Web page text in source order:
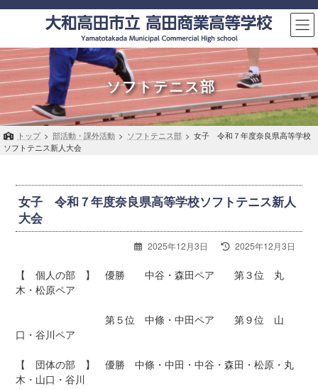
コ
ン
ツ
へ
ス
キ
ッ
プ
ナ
ー
シ
ョ
ン
に
移
動
ソフトテニス部
トップ > 部活動・課外活動 > ソフトテニス部 > 女子 令和７年度奈良県高等学校
ソフトテニス新人大会
女子 令和７年度奈良県高等学校ソフトテニス新人
大会
2025年12月3日
最
更
新
:
2025年12月3日
【 個人の部 】 優勝 中谷・森田ペア 第３位 丸
木・松原ペア
第５位 中條・中田ペア 第９位 山
口・谷川ペア
【 団体の部 】 優勝 中條・中田・中谷・森田・松原・丸
木・山口・谷川